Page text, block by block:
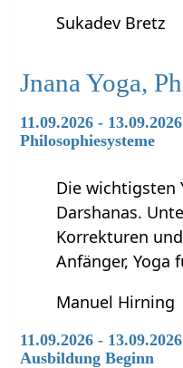
Sukadev Bretz
Jnana Yoga,
11.09.2026 -
Philosophiesysteme
Die wichtigsten
Darshanas.
Korrekturen
Anfänger, Yoga
Manuel Hirning
11.09.2026 -
Ausbildung Beginn